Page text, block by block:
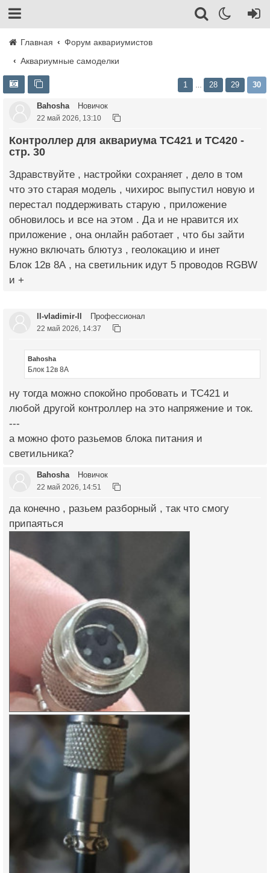
Главная
Форум аквариумистов
Аквариумные самоделки
1 28 29 30
Bahosha Новичок
22 май 2026, 13:10
Контроллер для аквариума TC421 и TC420 -
стр. 30
Здравствуйте , настройки сохраняет , дело в том
что это старая модель , чихирос выпустил новую и
перестал поддерживать старую , приложение
обновилось и все на этом . Да и не нравится их
приложение , она онлайн работает , что бы зайти
нужно включать блютуз , геолокацию и инет
Блок 12в 8А , на светильник идут 5 проводов RGBW
и +
ll-vladimir-ll Профессионал
22 май 2026, 14:37
Bahosha
Блок 12в 8А
ну тогда можно спокойно пробовать и ТС421 и
любой другой контроллер на это напряжение и ток.
---
а можно фото разьемов блока питания и
светильника?
Bahosha Новичок
22 май 2026, 14:51
да конечно , разьем разборный , так что смогу
припаяться